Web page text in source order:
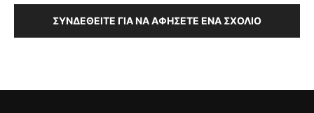
ΣΥΝΔΕΘΕΊΤΕ ΓΙΑ ΝΑ ΑΦΉΣΕΤΕ ΈΝΑ ΣΧΌΛΙΟ